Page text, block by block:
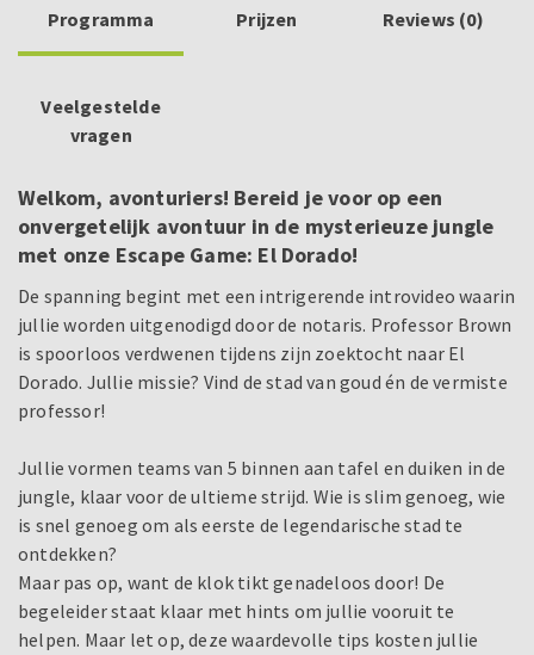
Programma Prijzen Reviews (0)
Veelgestelde
vragen
Welkom, avonturiers! Bereid je voor op een
onvergetelijk avontuur in de mysterieuze jungle
met onze Escape Game: El Dorado!
De spanning begint met een intrigerende introvideo waarin
jullie worden uitgenodigd door de notaris. Professor Brown
is spoorloos verdwenen tijdens zijn zoektocht naar El
Dorado. Jullie missie? Vind de stad van goud én de vermiste
professor!
Jullie vormen teams van 5 binnen aan tafel en duiken in de
jungle, klaar voor de ultieme strijd. Wie is slim genoeg, wie
is snel genoeg om als eerste de legendarische stad te
ontdekken?
Maar pas op, want de klok tikt genadeloos door! De
begeleider staat klaar met hints om jullie vooruit te
helpen. Maar let op, deze waardevolle tips kosten jullie